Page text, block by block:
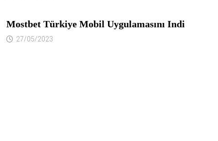
Mostbet Türkiye Mobil Uygulamasını Indi
27/05/2023